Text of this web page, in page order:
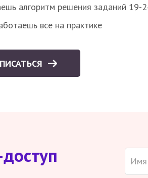
алгоритм решения заданий 19-
все на практике